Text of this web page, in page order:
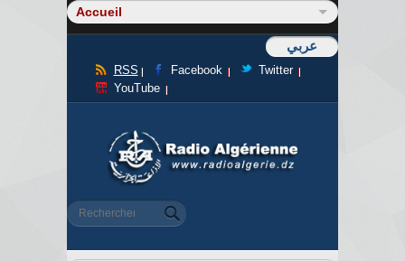
عربي
RSS Facebook
Twitter
YouTube
Formulaire de recherche
Rechercher